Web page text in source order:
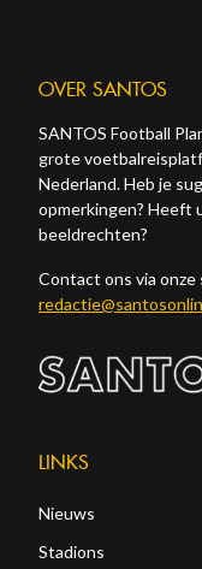
OVER SANTOS
SANTOS Football
grote
Nederland. Heb je
opmerkingen? Heeft
beeldrechten?
Contact ons via onze
LINKS
Nieuws
Stadions